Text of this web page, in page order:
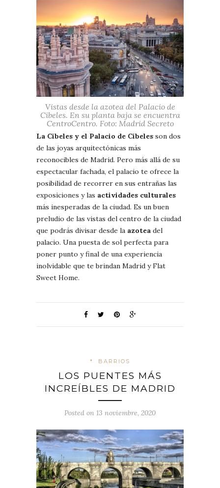
Vistas desde la azotea del Palacio de
Cibeles. En su planta baja se encuentra
CentroCentro. Foto: Madrid Secreto
La Cibeles y el Palacio de Cibeles son dos
de las joyas arquitectónicas más
reconocibles de Madrid. Pero más allá de su
espectacular fachada, el palacio te ofrece la
posibilidad de recorrer en sus entrañas las
exposiciones y las actividades culturales
más inesperadas de la ciudad. Es un buen
preludio de las vistas del centro de la ciudad
que podrás divisar desde la azotea del
palacio. Una puesta de sol perfecta para
poner punto y final de una experiencia
inolvidable que te brindan Madrid y Flat
Sweet Home.
* BARRIOS
LOS PUENTES MÁS
INCREÍBLES DE MADRID
Posted on 13 noviembre, 2020